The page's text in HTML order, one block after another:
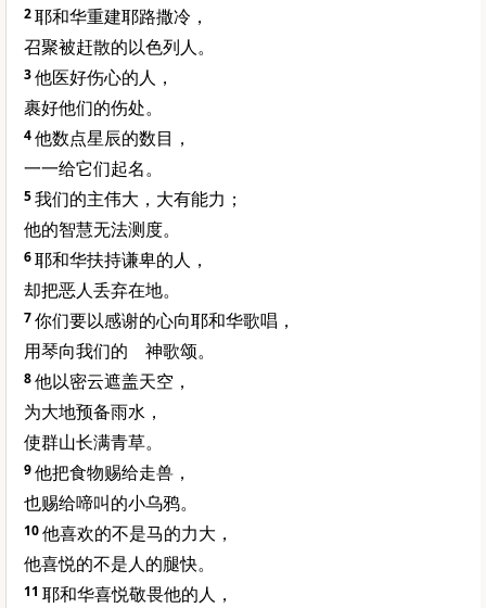
2耶和华重建耶路撒冷，
召聚被赶散的以色列人。
3他医好伤心的人，
裹好他们的伤处。
4他数点星辰的数目，
一一给它们起名。
5我们的主伟大，大有能力；
他的智慧无法测度。
6耶和华扶持谦卑的人，
却把恶人丢弃在地。
7你们要以感谢的心向耶和华歌唱，
用琴向我们的 神歌颂。
8他以密云遮盖天空，
为大地预备雨水，
使群山长满青草。
9他把食物赐给走兽，
也赐给啼叫的小乌鸦。
10他喜欢的不是马的力大，
他喜悦的不是人的腿快。
11 耶和华喜悦敬畏他的人，